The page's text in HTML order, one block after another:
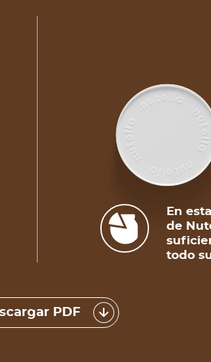
En
de
todo
PDF